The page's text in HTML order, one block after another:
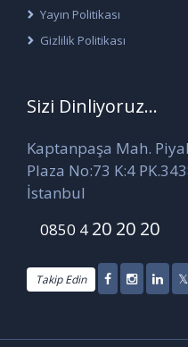
Yayın Politikası
Gizlilik Politikası
Sizi Dinliyoruz...
Kaptanpaşa Mah.
Plaza No:73 K:4
İstanbul
0850 4 20 20 20
Takip Edin